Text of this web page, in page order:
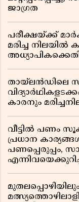
ജാഗ്രത
പരീക്ഷയ്ക്ക്
മരിച്ച
തായ്‌ലൻഡിലെ
കാരനും
വീട്ടിൽ പണം
പ്രധാന
പണപ്പെരുപ്പം,